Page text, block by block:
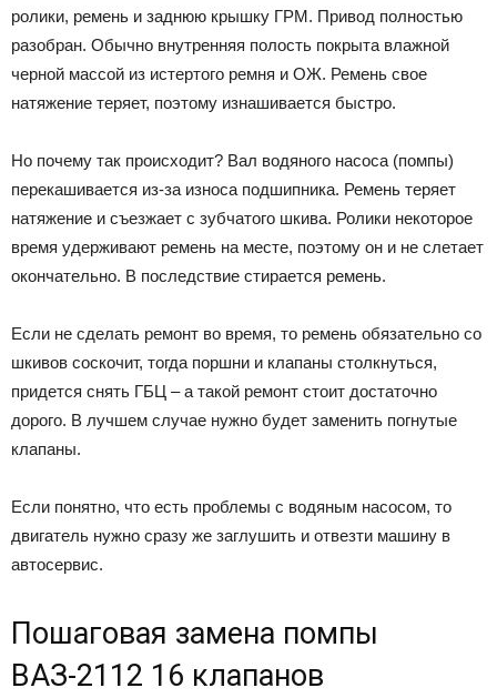
ролики, ремень и заднюю крышку ГРМ. Привод полностью
разобран. Обычно внутренняя полость покрыта влажной
черной массой из истертого ремня и ОЖ. Ремень свое
натяжение теряет, поэтому изнашивается быстро.
Но почему так происходит? Вал водяного насоса (помпы)
перекашивается из-за износа подшипника. Ремень теряет
натяжение и съезжает с зубчатого шкива. Ролики некоторое
время удерживают ремень на месте, поэтому он и не слетает
окончательно. В последствие стирается ремень.
Если не сделать ремонт во время, то ремень обязательно со
шкивов соскочит, тогда поршни и клапаны столкнуться,
придется снять ГБЦ – а такой ремонт стоит достаточно
дорого. В лучшем случае нужно будет заменить погнутые
клапаны.
Если понятно, что есть проблемы с водяным насосом, то
двигатель нужно сразу же заглушить и отвезти машину в
автосервис.
Пошаговая замена помпы
ВАЗ-2112 16 клапанов